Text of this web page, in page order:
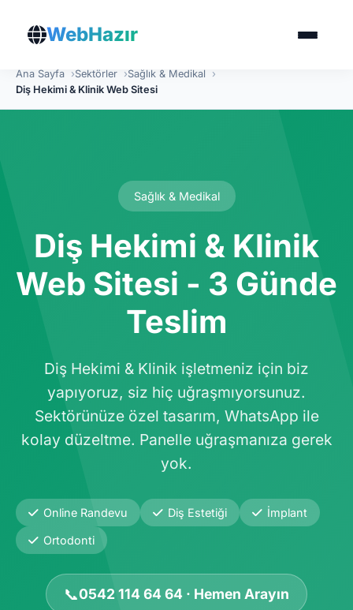
WebHazır
Ana Sayfa Sektörler
Sağlık & Medikal
Diş Hekimi & Klinik Web Sitesi
Sağlık & Medikal
Diş Hekimi & Klinik
Web Sitesi - 3 Günde
Teslim
Diş Hekimi & Klinik işletmeniz için biz
yapıyoruz, siz hiç uğraşmıyorsunuz.
Sektörünüze özel tasarım, WhatsApp ile
kolay düzeltme. Panelle uğraşmanıza gerek
yok.
Online Randevu Diş Estetiği İmplant
Ortodonti
📞0542 114 64 64 · Hemen Arayın